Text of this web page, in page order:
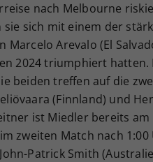
nach Melbourne
sich mit einem der
Marcelo Arevalo (El
2024 triumphiert
beiden treffen auf die
(Finnland) und
ist Miedler bereits
zweiten Match nach 1:00
Patrick Smith